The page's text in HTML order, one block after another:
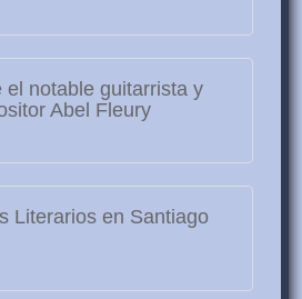
el notable guitarrista y
Abel Fleury
Literarios en Santiago